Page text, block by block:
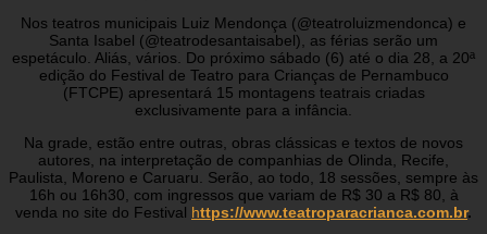
Nos teatros municipais Luiz Mendonça (@teatroluizmendonca) e
Santa Isabel (@teatrodesantaisabel), as férias serão um
espetáculo. Aliás, vários. Do próximo sábado (6) até o dia 28, a 20ª
edição do Festival de Teatro para Crianças de Pernambuco
(FTCPE) apresentará 15 montagens teatrais criadas
exclusivamente para a infância.
Na grade, estão entre outras, obras clássicas e textos de novos
autores, na interpretação de companhias de Olinda, Recife,
Paulista, Moreno e Caruaru. Serão, ao todo, 18 sessões, sempre às
16h ou 16h30, com ingressos que variam de R$ 30 a R$ 80, à
venda no site do Festival https://www.teatroparacrianca.com.br.